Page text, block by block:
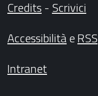
Credits- Scrivici
AccessibilitàeRSS
Intranet